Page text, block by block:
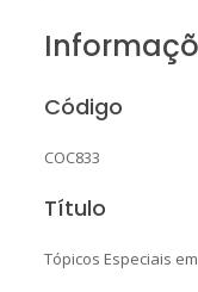
Código
COC833
Título
Tópicos Especiais